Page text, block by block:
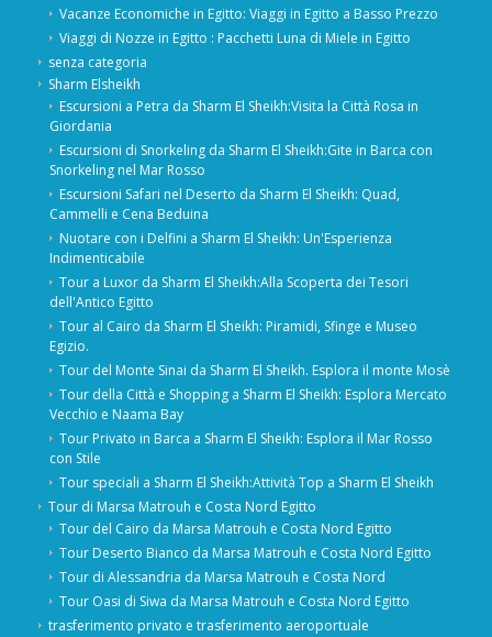
Vacanze Economiche in Egitto: Viaggi in Egitto a Basso Prezzo
Viaggi di Nozze in Egitto : Pacchetti Luna di Miele in Egitto
senza categoria
Sharm Elsheikh
Escursioni a Petra da Sharm El Sheikh:Visita la Città Rosa in
Giordania
Escursioni di Snorkeling da Sharm El Sheikh:Gite in Barca con
Snorkeling nel Mar Rosso
Escursioni Safari nel Deserto da Sharm El Sheikh: Quad,
Cammelli e Cena Beduina
Nuotare con i Delfini a Sharm El Sheikh: Un'Esperienza
Indimenticabile
Tour a Luxor da Sharm El Sheikh:Alla Scoperta dei Tesori
dell'Antico Egitto
Tour al Cairo da Sharm El Sheikh: Piramidi, Sfinge e Museo
Egizio.
Tour del Monte Sinai da Sharm El Sheikh. Esplora il monte Mosè
Tour della Città e Shopping a Sharm El Sheikh: Esplora Mercato
Vecchio e Naama Bay
Tour Privato in Barca a Sharm El Sheikh: Esplora il Mar Rosso
con Stile
Tour speciali a Sharm El Sheikh:Attività Top a Sharm El Sheikh
Tour di Marsa Matrouh e Costa Nord Egitto
Tour del Cairo da Marsa Matrouh e Costa Nord Egitto
Tour Deserto Bianco da Marsa Matrouh e Costa Nord Egitto
Tour di Alessandria da Marsa Matrouh e Costa Nord
Tour Oasi di Siwa da Marsa Matrouh e Costa Nord Egitto
trasferimento privato e trasferimento aeroportuale